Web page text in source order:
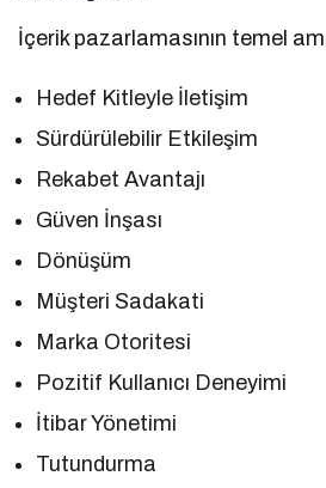
İçerik pazarlamasının temel
Hedef Kitleyle İletişim
Sürdürülebilir Etkileşim
Rekabet Avantajı
Güven İnşası
Dönüşüm
Müşteri Sadakati
Marka Otoritesi
Pozitif Kullanıcı Deneyimi
İtibar Yönetimi
Tutundurma